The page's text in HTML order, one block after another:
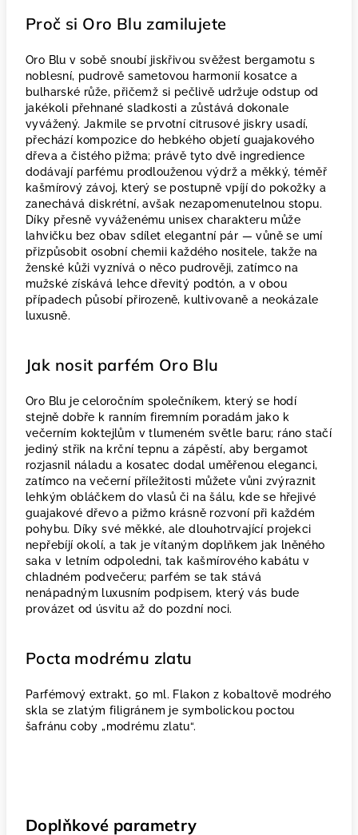
Proč si Oro Blu zamilujete
Oro Blu v sobě snoubí jiskřivou svěžest bergamotu s
noblesní, pudrově sametovou harmonií kosatce a
bulharské růže, přičemž si pečlivě udržuje odstup od
jakékoli přehnané sladkosti a zůstává dokonale
vyvážený. Jakmile se prvotní citrusové jiskry usadí,
přechází kompozice do hebkého objetí guajakového
dřeva a čistého pižma; právě tyto dvě ingredience
dodávají parfému prodlouženou výdrž a měkký, téměř
kašmírový závoj, který se postupně vpíjí do pokožky a
zanechává diskrétní, avšak nezapomenutelnou stopu.
Díky přesně vyváženému unisex charakteru může
lahvičku bez obav sdílet elegantní pár — vůně se umí
přizpůsobit osobní chemii každého nositele, takže na
ženské kůži vyznívá o něco pudrověji, zatímco na
mužské získává lehce dřevitý podtón, a v obou
případech působí přirozeně, kultivovaně a neokázale
luxusně.
Jak nosit parfém Oro Blu
Oro Blu je celoročním společníkem, který se hodí
stejně dobře k ranním firemním poradám jako k
večerním koktejlům v tlumeném světle baru; ráno stačí
jediný střik na krční tepnu a zápěstí, aby bergamot
rozjasnil náladu a kosatec dodal uměřenou eleganci,
zatímco na večerní příležitosti můžete vůni zvýraznit
lehkým obláčkem do vlasů či na šálu, kde se hřejivé
guajakové dřevo a pižmo krásně rozvoní při každém
pohybu. Díky své měkké, ale dlouhotrvající projekci
nepřebíjí okolí, a tak je vítaným doplňkem jak lněného
saka v letním odpoledni, tak kašmírového kabátu v
chladném podvečeru; parfém se tak stává
nenápadným luxusním podpisem, který vás bude
provázet od úsvitu až do pozdní noci.
Pocta modrému zlatu
Parfémový extrakt, 50 ml. Flakon z kobaltově modrého
skla se zlatým filigránem je symbolickou poctou
šafránu coby „modrému zlatu“.
Doplňkové parametry